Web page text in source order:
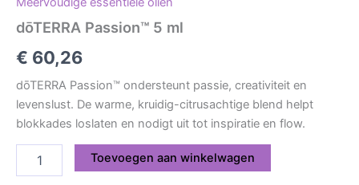
dōTERRA Passion™ 5 ml
€ 60,26
dōTERRA Passion™ ondersteunt passie, creativiteit en
levenslust. De warme, kruidig-citrusachtige blend helpt
blokkades loslaten en nodigt uit tot inspiratie en flow.
Toevoegen aan winkelwagen